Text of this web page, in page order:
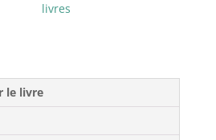
livres
le livre